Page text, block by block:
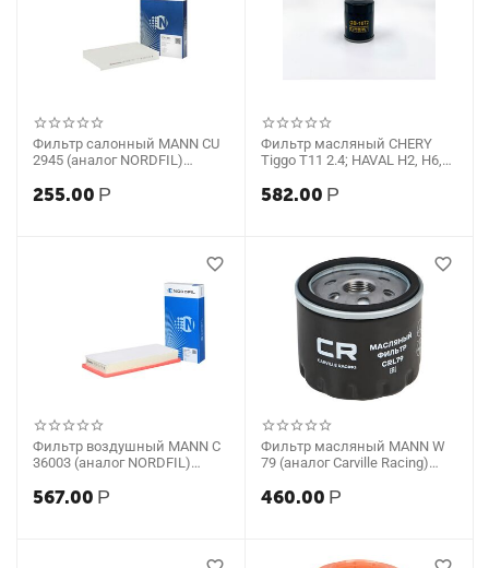
Фильтр салонный MANN CU
2945 (аналог NORDFIL)
255.00 Р
Фильтр масляный CHERY
Tiggo T11 2.4; HAVAL H2, H6,
610/3 GB-1072
582.00 Р
Фильтр воздушный MANN C
36003 (аналог NORDFIL)
567.00 Р
Фильтр масляный MANN W
79 (аналог Carville Racing)
460.00 Р